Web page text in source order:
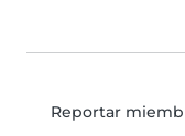
Reportar